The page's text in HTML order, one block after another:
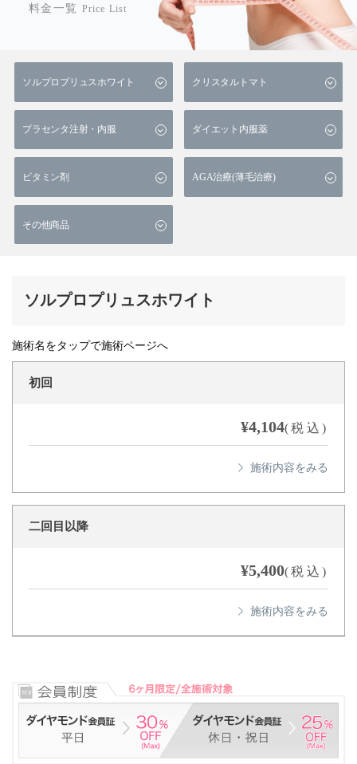
料金一覧 Price List
ソルプロプリュスホワイト クリスタルトマト
プラセンタ注射・内服 ダイエット内服薬
ビタミン剤 AGA治療(薄毛治療)
その他商品
ソルプロプリュスホワイト
施術名をタップで施術ページへ
初回
¥4,104(税込)
二回目以降
¥5,400(税込)